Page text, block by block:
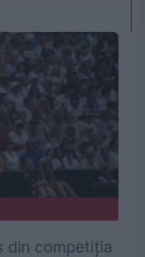
din competiția